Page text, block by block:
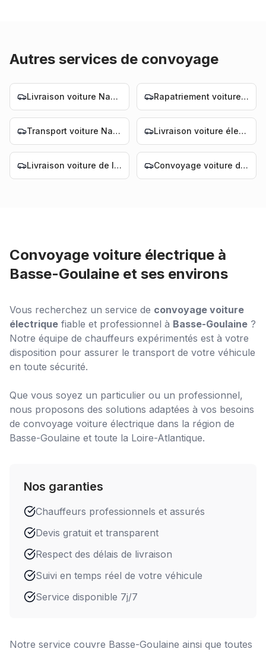
Autres services de convoyage
Livraison voiture Nantes Rapatriement voiture Nantes
Transport voiture Nantes Livraison voiture électrique Nantes
Livraison voiture de luxe Nantes Convoyage voiture de luxe Nantes
Convoyage voiture électrique à
Basse-Goulaine et ses environs
Vous recherchez un service de convoyage voiture
électrique fiable et professionnel à Basse-Goulaine ?
Notre équipe de chauffeurs expérimentés est à votre
disposition pour assurer le transport de votre véhicule
en toute sécurité.
Que vous soyez un particulier ou un professionnel,
nous proposons des solutions adaptées à vos besoins
de convoyage voiture électrique dans la région de
Basse-Goulaine et toute la Loire-Atlantique.
Nos garanties
Chauffeurs professionnels et assurés
Devis gratuit et transparent
Respect des délais de livraison
Suivi en temps réel de votre véhicule
Service disponible 7j/7
Notre service couvre Basse-Goulaine ainsi que toutes